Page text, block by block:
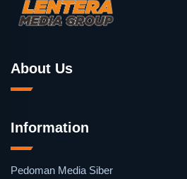
About Us
Information
Pedoman Media Siber